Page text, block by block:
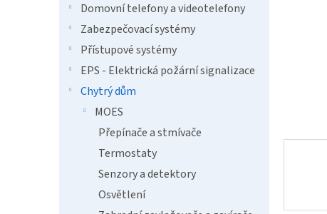
Domovní telefony a videotelefony
Zabezpečovací systémy
Přístupové systémy
EPS - Elektrická požární signalizace
Chytrý dům
MOES
Přepínače a stmívače
Termostaty
Senzory a detektory
Osvětlení